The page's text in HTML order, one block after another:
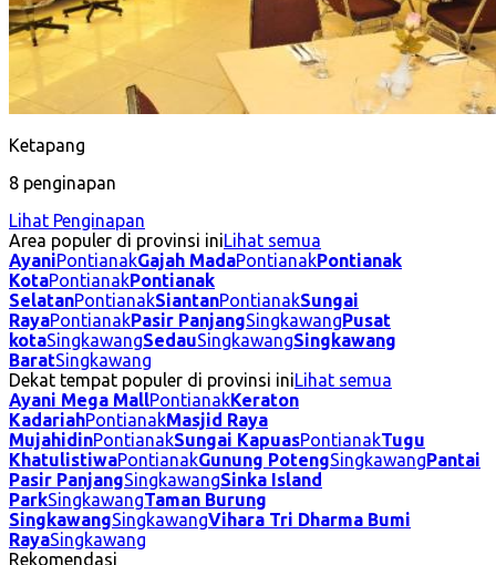
Ketapang
8 penginapan
Lihat Penginapan
Area populer di provinsi iniLihat semua
AyaniPontianakGajah MadaPontianakPontianak
KotaPontianakPontianak
SelatanPontianakSiantanPontianakSungai
RayaPontianakPasir PanjangSingkawangPusat
kotaSingkawangSedauSingkawangSingkawang
BaratSingkawang
Dekat tempat populer di provinsi iniLihat semua
Ayani Mega MallPontianakKeraton
KadariahPontianakMasjid Raya
MujahidinPontianakSungai KapuasPontianakTugu
KhatulistiwaPontianakGunung PotengSingkawangPantai
Pasir PanjangSingkawangSinka Island
ParkSingkawangTaman Burung
SingkawangSingkawangVihara Tri Dharma Bumi
RayaSingkawang
Rekomendasi